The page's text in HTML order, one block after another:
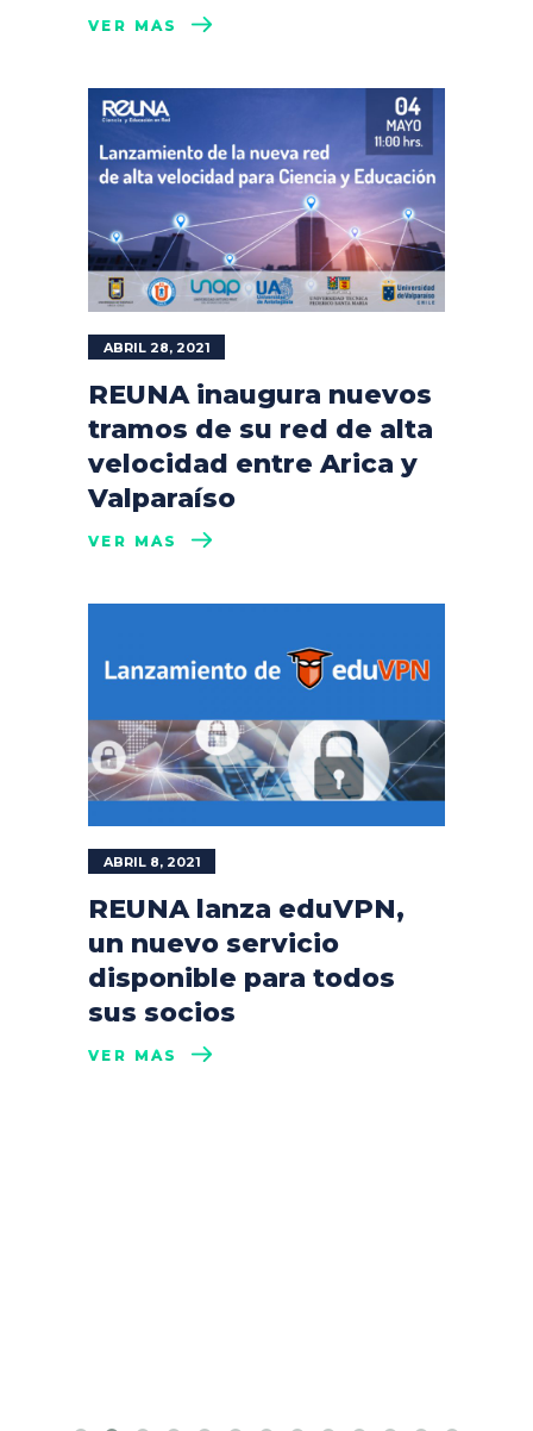
VER MÁS
ABRIL 28, 2021
REUNA inaugura nuevos
tramos de su red de alta
velocidad entre Arica y
Valparaíso
VER MÁS
ABRIL 8, 2021
REUNA lanza eduVPN,
un nuevo servicio
disponible para todos
sus socios
VER MÁS